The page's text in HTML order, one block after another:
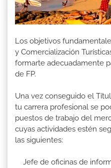
Los objetivos
y Comercialización
formarte adecuadamente
de FP.
Una vez conseguido el
tu carrera profesional se
puestos de trabajo del
cuyas actividades estén
las siguientes:
Jefe de oficinas de